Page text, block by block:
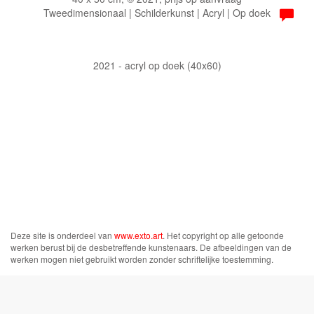
Tweedimensionaal | Schilderkunst | Acryl | Op doek
2021 - acryl op doek (40x60)
Deze site is onderdeel van www.exto.art. Het copyright op alle getoonde
werken berust bij de desbetreffende kunstenaars. De afbeeldingen van de
werken mogen niet gebruikt worden zonder schriftelijke toestemming.